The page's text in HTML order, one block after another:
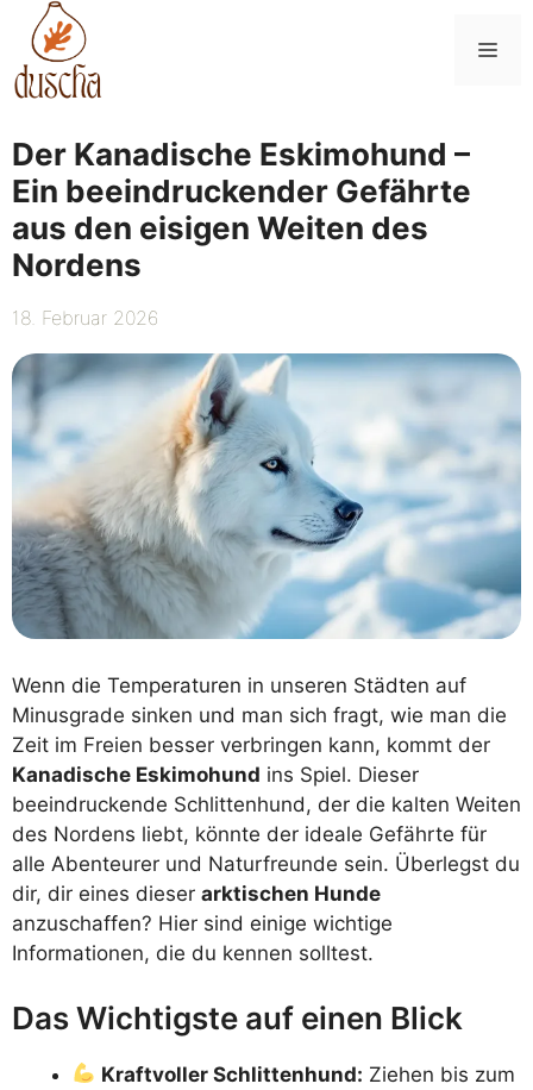
Zum
Inhalt
springen
Der Kanadische Eskimohund –
Ein beeindruckender Gefährte
aus den eisigen Weiten des
Nordens
18. Februar 2026
Wenn die Temperaturen in unseren Städten auf
Minusgrade sinken und man sich fragt, wie man die
Zeit im Freien besser verbringen kann, kommt der
Kanadische Eskimohund ins Spiel. Dieser
beeindruckende Schlittenhund, der die kalten Weiten
des Nordens liebt, könnte der ideale Gefährte für
alle Abenteurer und Naturfreunde sein. Überlegst du
dir, dir eines dieser arktischen Hunde
anzuschaffen? Hier sind einige wichtige
Informationen, die du kennen solltest.
Das Wichtigste auf einen Blick
Kraftvoller Schlittenhund: Ziehen bis zum